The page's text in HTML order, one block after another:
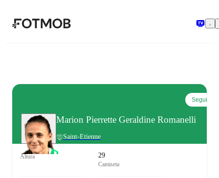
Marion Pierrette Geraldine Romanelli
Saint-Etienne
Seguir
Altura 29
Camiseta